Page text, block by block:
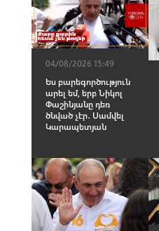
04/08/2026 15:49
Ես բարեգործություն
արել եմ, երբ Նիկոլ
Փաշինյանը դեռ
ծնված չէր․ Սամվել
Կարապետյան